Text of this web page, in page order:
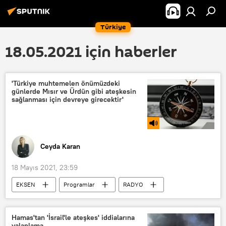
Türkiye
18.05.2021 için haberler
'Türkiye muhtemelen önümüzdeki
günlerde Mısır ve Ürdün gibi ateşkesin
sağlanması için devreye girecektir'
Ceyda Karan
18 Mayıs 2021, 23:59
EKSEN Programlar
RADYO
İsrail
Filistin
Şeyh Cerrah mahallesi
Araplar
Hamas'tan 'İsrail'le ateşkes' iddialarına